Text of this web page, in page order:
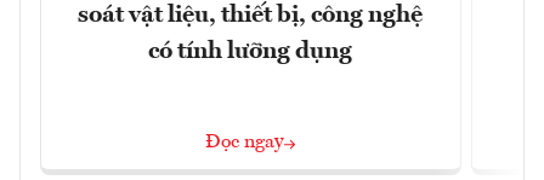
soát vật liệu, thiết bị, công nghệ
có tính lưỡng dụng
Đọc ngay